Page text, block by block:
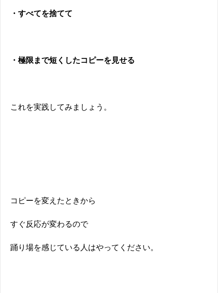
・すべてを捨てて
・極限まで短くしたコピーを見せる
これを実践してみましょう。
コピーを変えたときから
すぐ反応が変わるので
踊り場を感じている人はやってください。